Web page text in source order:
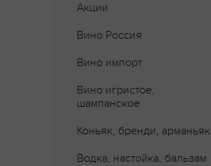
Акции
Вино Россия
Вино импорт
Вино игристое,
шампанское
Коньяк, бренди, арманьяк
Водка, настойка, бальзам